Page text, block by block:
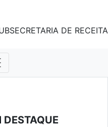
DE RECEITA
DESTAQUE